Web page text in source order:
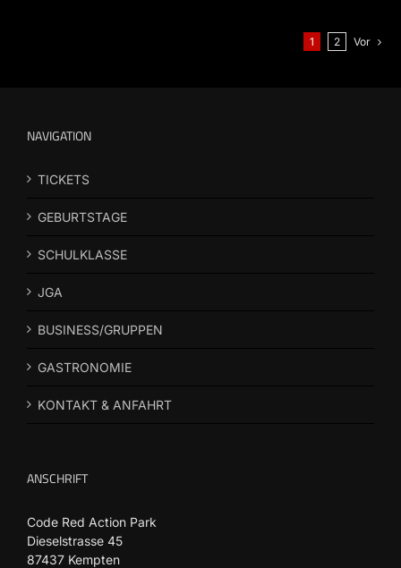
1 2 Vor
NAVIGATION
TICKETS
GEBURTSTAGE
SCHULKLASSE
JGA
BUSINESS/GRUPPEN
GASTRONOMIE
KONTAKT & ANFAHRT
ANSCHRIFT
Code Red Action Park
Dieselstrasse 45
87437 Kempten